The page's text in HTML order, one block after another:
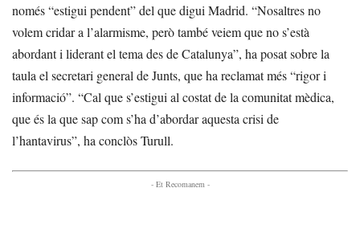
només “estigui pendent” del que digui Madrid. “Nosaltres no
volem cridar a l’alarmisme, però també veiem que no s’està
abordant i liderant el tema des de Catalunya”, ha posat sobre la
taula el secretari general de Junts, que ha reclamat més “rigor i
informació”. “Cal que s’estigui al costat de la comunitat mèdica,
que és la que sap com s’ha d’abordar aquesta crisi de
l’hantavirus”, ha conclòs Turull.
- Et Recomanem -